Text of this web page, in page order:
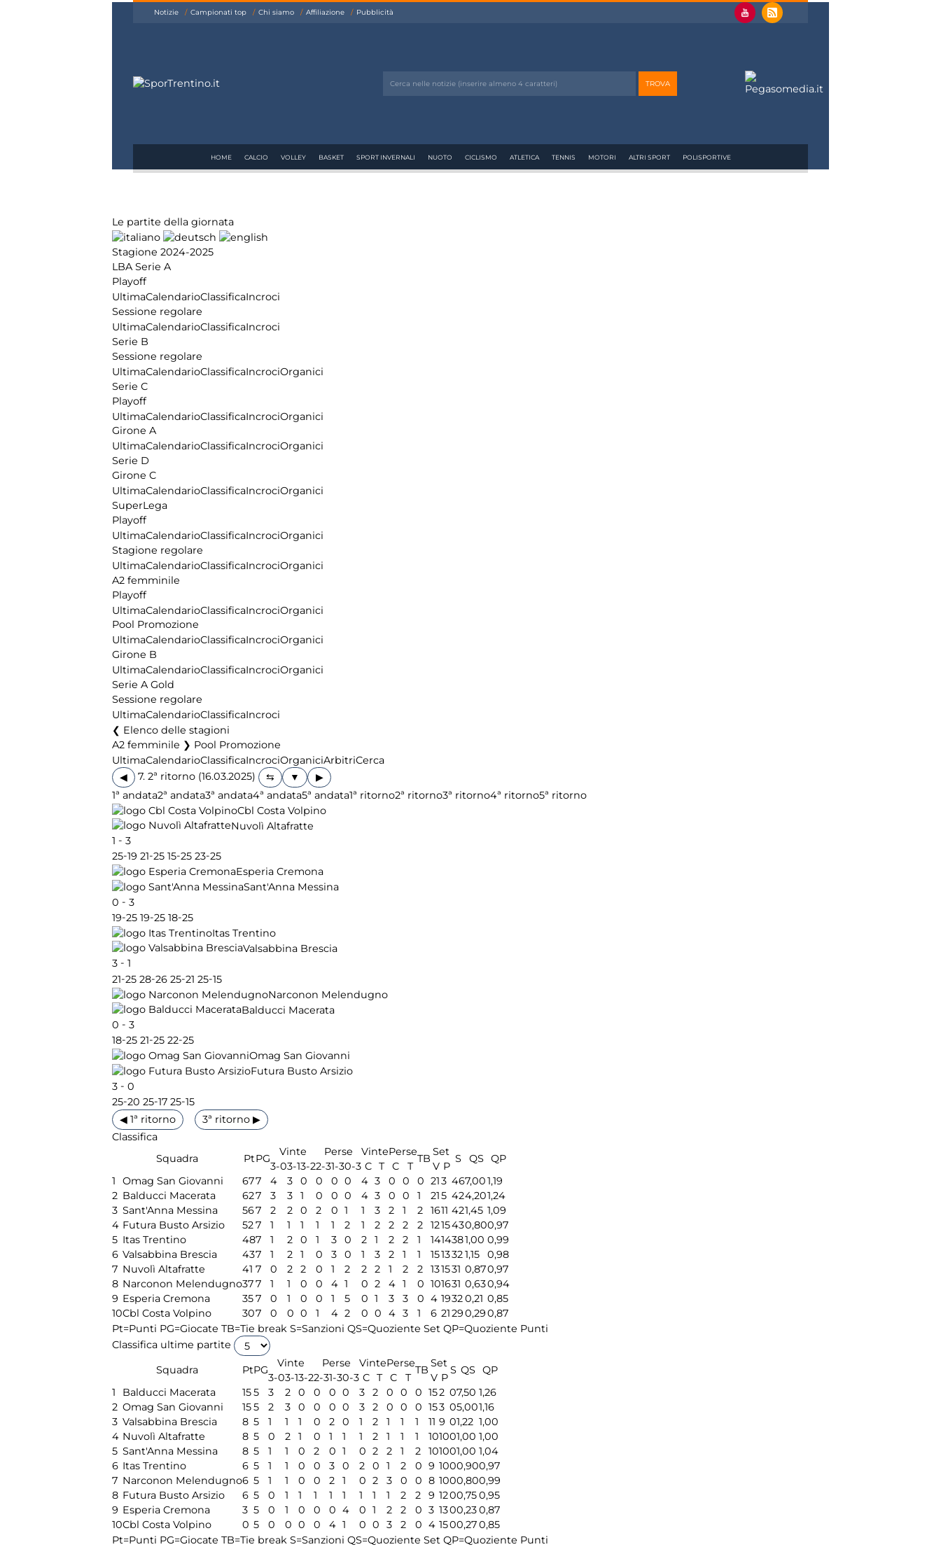
Notizie Campionati top Chi siamo Affiliazione Pubblicità
HOME CALCIO VOLLEY BASKET SPORT INVERNALI NUOTO CICLISMO ATLETICA TENNIS MOTORI ALTRI SPORT POLISPORTIVE
Le partite della giornata
Stagione 2024-2025
LBA Serie A
Playoff
UltimaCalendarioClassificaIncroci
Sessione regolare
UltimaCalendarioClassificaIncroci
Serie B
Sessione regolare
UltimaCalendarioClassificaIncrociOrganici
Serie C
Playoff
UltimaCalendarioClassificaIncrociOrganici
Girone A
UltimaCalendarioClassificaIncrociOrganici
Serie D
Girone C
UltimaCalendarioClassificaIncrociOrganici
SuperLega
Playoff
UltimaCalendarioClassificaIncrociOrganici
Stagione regolare
UltimaCalendarioClassificaIncrociOrganici
A2 femminile
Playoff
UltimaCalendarioClassificaIncrociOrganici
Pool Promozione
UltimaCalendarioClassificaIncrociOrganici
Girone B
UltimaCalendarioClassificaIncrociOrganici
Serie A Gold
Sessione regolare
UltimaCalendarioClassificaIncroci
Elenco delle stagioni
A2 femminile ❯ Pool Promozione
UltimaCalendarioClassificaIncrociOrganiciArbitriCerca
◀
7. 2ª ritorno (16.03.2025)
▶
1ª andata2ª andata3ª andata4ª andata5ª andata1ª ritorno2ª ritorno3ª ritorno4ª ritorno5ª ritorno
Cbl Costa Volpino
Nuvolì Altafratte
1 - 3
25-19 21-25 15-25 23-25
Esperia Cremona
Sant'Anna Messina
0 - 3
19-25 19-25 18-25
Itas Trentino
Valsabbina Brescia
3 - 1
21-25 28-26 25-21 25-15
Narconon Melendugno
Balducci Macerata
0 - 3
18-25 21-25 22-25
Omag San Giovanni
Futura Busto Arsizio
3 - 0
25-20 25-17 25-15
◀ 1ª ritorno
3ª ritorno ▶
Classifica
Squadra
PtPG
Vinte Perse VintePerse
TB
Set
S QS QP
3-03-13-22-31-30-3 C T C T V P
1
Omag San Giovanni 677 4 3 0 0 0 0 4 3 0 0 0 213 467,001,19
2 Balducci Macerata 627 3 3 1 0 0 0 4 3 0 0 1 215 424,201,24
3 Sant'Anna Messina 567 2 2 0 2 0 1 1 3 2 1 2 1611 421,45 1,09
4 Futura Busto Arsizio 527 1 1 1 1 1 2 1 2 2 2 2 1215430,800,97
5 Itas Trentino 487 1 2 0 1 3 0 2 1 2 2 1 1414381,00 0,99
6 Valsabbina Brescia 437 1 2 1 0 3 0 1 3 2 1 1 1513321,15
0,98
7 Nuvolì Altafratte 41 7 0 2 2 0 1 2 2 2 1 2 2 131531 0,870,97
8 Narconon Melendugno377 1 1 0 0 4 1 0 2 4 1 0 101631 0,630,94
9 Esperia Cremona 357 0 1 0 0 1 5 0 1 3 3 0 4 19320,21 0,85
10Cbl Costa Volpino 307 0 0 0 1 4 2 0 0 4 3 1 6 21290,290,87
Pt=Punti PG=Giocate TB=Tie break S=Sanzioni QS=Quoziente Set QP=Quoziente Punti
Classifica ultime partite
Squadra
PtPG
Vinte Perse VintePerse
TB
Set
S QS QP
3-03-13-22-31-30-3 C T C T V P
1
Balducci Macerata 155 3 2 0 0 0 0 3 2 0 0 0 152 07,50 1,26
2 Omag San Giovanni 155 2 3 0 0 0 0 3 2 0 0 0 153 05,001,16
3 Valsabbina Brescia 8 5 1 1 1 0 2 0 1 2 1 1 1 11 9 01,22 1,00
4 Nuvolì Altafratte 8 5 0 2 1 0 1 1 1 2 1 1 1 101001,00 1,00
5 Sant'Anna Messina 8 5 1 1 0 2 0 1 0 2 2 1 2 101001,00 1,04
6 Itas Trentino 6 5 1 1 0 0 3 0 2 0 1 2 0 9 1000,900,97
7 Narconon Melendugno6 5 1 1 0 0 2 1 0 2 3 0 0 8 1000,800,99
8 Futura Busto Arsizio 6 5 0 1 1 1 1 1 1 1 1 2 2 9 1200,750,95
9 Esperia Cremona 3 5 0 1 0 0 0 4 0 1 2 2 0 3 1300,230,87
10Cbl Costa Volpino 0 5 0 0 0 0 4 1 0 0 3 2 0 4 1500,270,85
Pt=Punti PG=Giocate TB=Tie break S=Sanzioni QS=Quoziente Set QP=Quoziente Punti